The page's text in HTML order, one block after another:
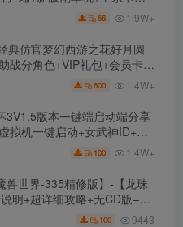
66 1.9W+
典仿官梦幻西游之花好月圆
战分角色+VIP礼包+会员卡
搭建及其他修改资料
600 1.4W+
3V1.5版本一键端启动端分享
拟机一键启动+女武神ID+详
修改
100 1.4W+
兽世界-335精修版】-【龙珠
明+超详细攻略+无CD版–精
+站长亲测
100 9443